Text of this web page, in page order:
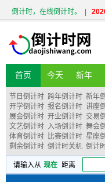
倒计时，在线倒计时。
首页 今天 新年
节日倒计时 跨年倒计时 新年
开学倒计时 报名倒计时 讲座
展会倒计时 开业倒计时 交易
文艺倒计时 入场倒计时 舞会
体育倒计时 比赛倒计时 星座
剩余倒计时 倒计时关机 倒计